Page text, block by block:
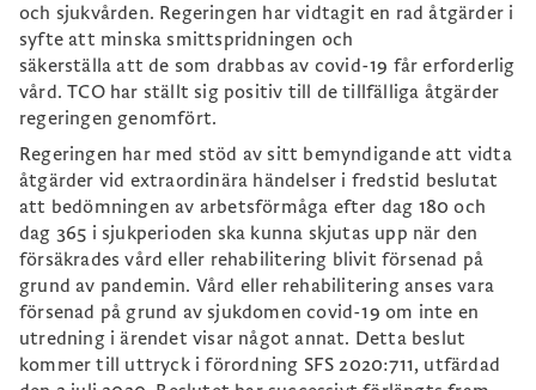
och sjukvården. Regeringen har vidtagit en rad åtgärder i
syfte att minska smittspridningen och
säkerställa att de som drabbas av covid-19 får erforderlig
vård. TCO har ställt sig positiv till de tillfälliga åtgärder
regeringen genomfört.
Regeringen har med stöd av sitt bemyndigande att vidta
åtgärder vid extraordinära händelser i fredstid beslutat
att bedömningen av arbetsförmåga efter dag 180 och
dag 365 i sjukperioden ska kunna skjutas upp när den
försäkrades vård eller rehabilitering blivit försenad på
grund av pandemin. Vård eller rehabilitering anses vara
försenad på grund av sjukdomen covid-19 om inte en
utredning i ärendet visar något annat. Detta beslut
kommer till uttryck i förordning SFS 2020:711, utfärdad